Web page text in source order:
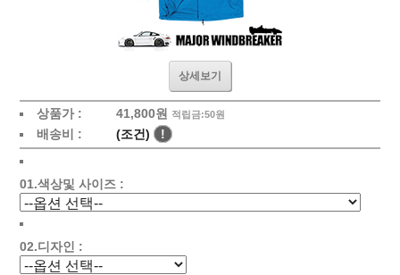
상세보기
상품가 : 41,800원 적립금:50원
배송비 : (조건) !
01.색상및 사이즈 :
02.디자인 :